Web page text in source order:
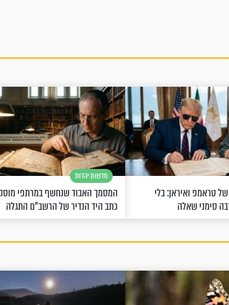
טראמפ ואיראן: בלי
סימני שאלה
חדשות יהדות
המסמך האבוד שנחשף במרתפי
כתב היד הנדיר של הרשב"ם התגלה